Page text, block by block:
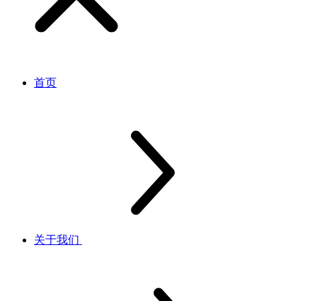
首页
关于我们